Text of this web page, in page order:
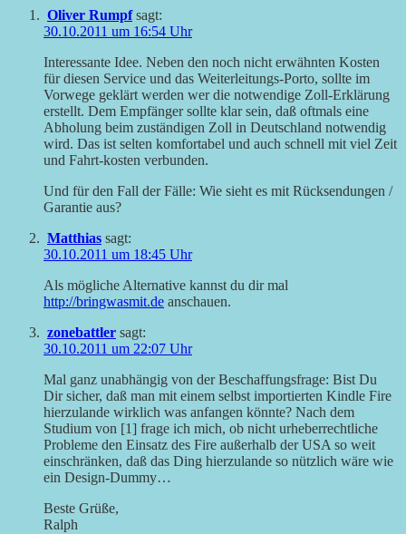
Oliver Rumpf sagt:
30.10.2011 um 16:54 Uhr
Interessante Idee. Neben den noch nicht erwähnten Kosten
für diesen Service und das Weiterleitungs-Porto, sollte im
Vorwege geklärt werden wer die notwendige Zoll-Erklärung
erstellt. Dem Empfänger sollte klar sein, daß oftmals eine
Abholung beim zuständigen Zoll in Deutschland notwendig
wird. Das ist selten komfortabel und auch schnell mit viel Zeit
und Fahrt-kosten verbunden.
Und für den Fall der Fälle: Wie sieht es mit Rücksendungen /
Garantie aus?
Matthias sagt:
30.10.2011 um 18:45 Uhr
Als mögliche Alternative kannst du dir mal
http://bringwasmit.de anschauen.
zonebattler sagt:
30.10.2011 um 22:07 Uhr
Mal ganz unabhängig von der Beschaffungsfrage: Bist Du
Dir sicher, daß man mit einem selbst importierten Kindle Fire
hierzulande wirklich was anfangen könnte? Nach dem
Studium von [1] frage ich mich, ob nicht urheberrechtliche
Probleme den Einsatz des Fire außerhalb der USA so weit
einschränken, daß das Ding hierzulande so nützlich wäre wie
ein Design-Dummy…
Beste Grüße,
Ralph